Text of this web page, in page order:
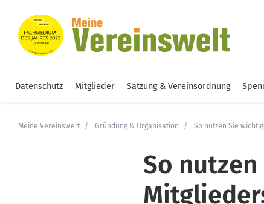
Datenschutz Mitglieder Satzung & Vereinsordnung
Meine Vereinswelt Gründung & Organisation So nutzen Sie
So